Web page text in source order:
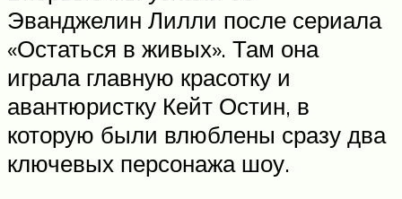
Эванджелин Лилли после сериала
«Остаться в живых». Там она
играла главную красотку и
авантюристку Кейт Остин, в
которую были влюблены сразу два
ключевых персонажа шоу.